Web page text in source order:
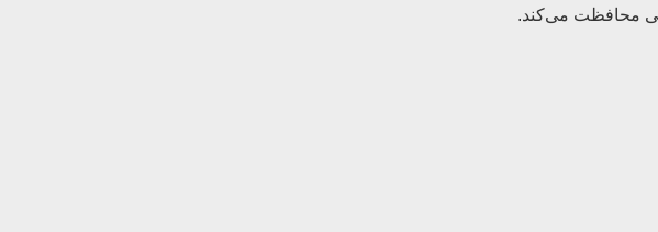
محافظت می‌کند.